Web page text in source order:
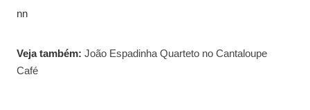
nn
Veja também: João Espadinha Quarteto no Cantaloupe
Café